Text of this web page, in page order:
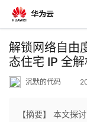
返
回
解锁网络自由
态住宅 IP 全
沉默的代码
【摘要】 本文探